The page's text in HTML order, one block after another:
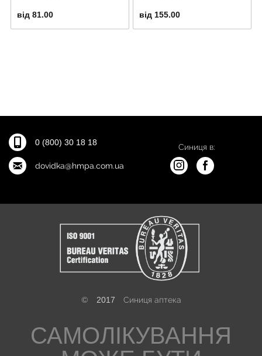
від 81.00 від 155.00
0 (800) 30 18 18
dovidka@hmpa.com.ua
Синиця в:
© 2017 Синиця аптека
САМОЛІКУВАННЯ